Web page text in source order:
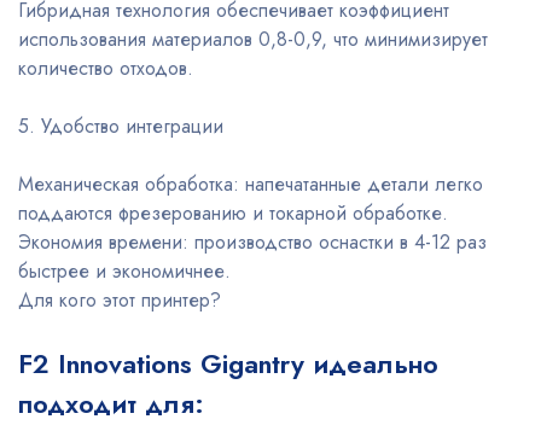
Гибридная технология обеспечивает коэффициент
использования материалов 0,8-0,9, что минимизирует
количество отходов.
5. Удобство интеграции
Механическая обработка: напечатанные детали легко
поддаются фрезерованию и токарной обработке.
Экономия времени: производство оснастки в 4-12 раз
быстрее и экономичнее.
Для кого этот принтер?
F2 Innovations Gigantry идеально
подходит для: